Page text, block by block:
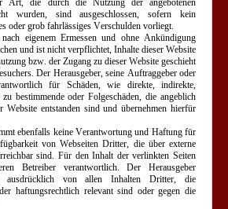
Art, die durch die Nutzung der angebotenen
wurden, sind ausgeschlossen, sofern kein
oder grob fahrlässiges Verschulden vorliegt.
eigenem Ermessen und ohne Ankündigung
und ist nicht verpflichtet, Inhalte dieser Website
bzw. der Zugang zu dieser Website geschieht
Der Herausgeber, seine Auftraggeber oder
für Schäden, wie direkte, indirekte,
bestimmende oder Folgeschäden, die angeblich
Website entstanden sind und übernehmen hierfür
ebenfalls keine Verantwortung und Haftung für
von Webseiten Dritter, die über externe
sind. Für den Inhalt der verlinkten Seiten
Betreiber verantwortlich. Der Herausgeber
ausdrücklich von allen Inhalten Dritter, die
haftungsrechtlich relevant sind oder gegen die